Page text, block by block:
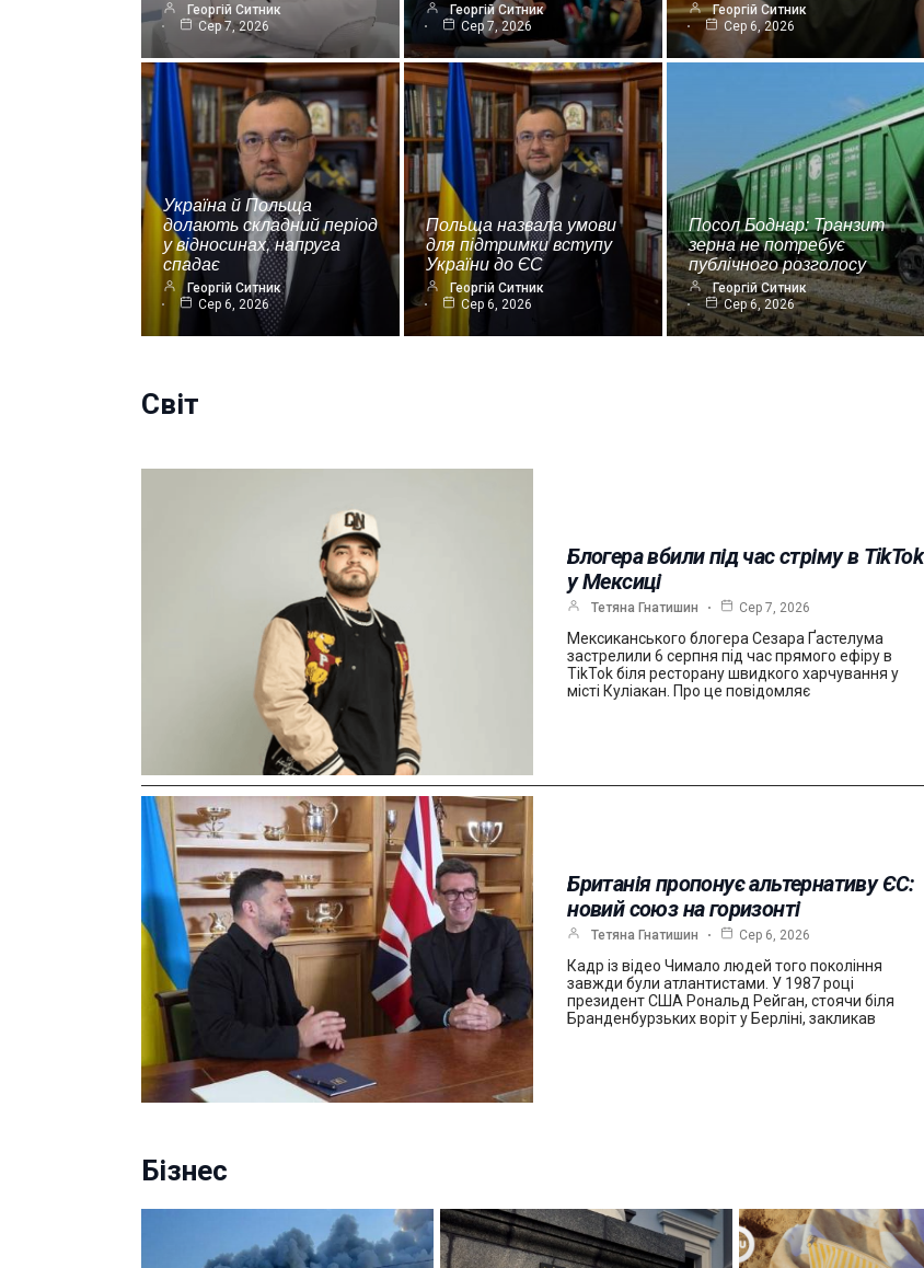
Георгій Ситник
Сер 7, 2026
Георгій Ситник
Сер 7, 2026
Георгій Ситник
Сер 6, 2026
Україна й Польща
долають складний період
у відносинах, напруга
спадає
Георгій Ситник
Сер 6, 2026
Польща назвала умови
для підтримки вступу
України до ЄС
Георгій Ситник
Сер 6, 2026
Посол Боднар: Транзит
зерна не потребує
публічного розголосу
Георгій Ситник
Сер 6, 2026
Світ
Блогера вбили під час стріму в TikTok
у Мексиці
Тетяна Гнатишин Сер 7, 2026
Мексиканського блогера Сезара Ґастелума
застрелили 6 серпня під час прямого ефіру в
TikTok біля ресторану швидкого харчування у
місті Куліакан. Про це повідомляє
Британія пропонує альтернативу ЄС:
новий союз на горизонті
Тетяна Гнатишин Сер 6, 2026
Кадр із відео Чимало людей того покоління
завжди були атлантистами. У 1987 році
президент США Рональд Рейган, стоячи біля
Бранденбурзьких воріт у Берліні, закликав
Бізнес